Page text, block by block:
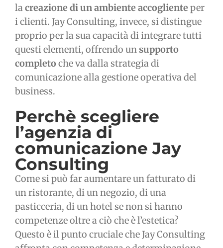
lacreazione di un ambiente accogliente per
i clienti. Jay Consulting, invece, si distingue
proprio per la sua capacità di integrare tutti
questi elementi, offrendo unsupporto
completoche va dalla strategia di
comunicazione alla gestione operativa del
business.
Perchè scegliere
l’agenzia di
comunicazione Jay
Consulting
Come si può far aumentare un fatturato di
un ristorante, di un negozio, di una
pasticceria, di un hotel se non si hanno
competenze oltre a ciò che è l’estetica?
Questo è il punto cruciale che Jay Consulting